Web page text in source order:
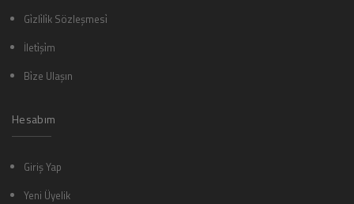
Gi̇zli̇li̇k Sözleşmesi̇
İleti̇şi̇m
Bi̇ze Ulaşın
Hesabım
Giriş Yap
Yeni Üyelik